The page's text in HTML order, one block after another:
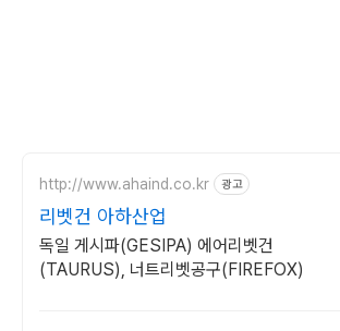
http://www.ahaind.co.kr 광고
리벳건 아하산업
독일 게시파(GESIPA) 에어리벳건
(TAURUS), 너트리벳공구(FIREFOX)